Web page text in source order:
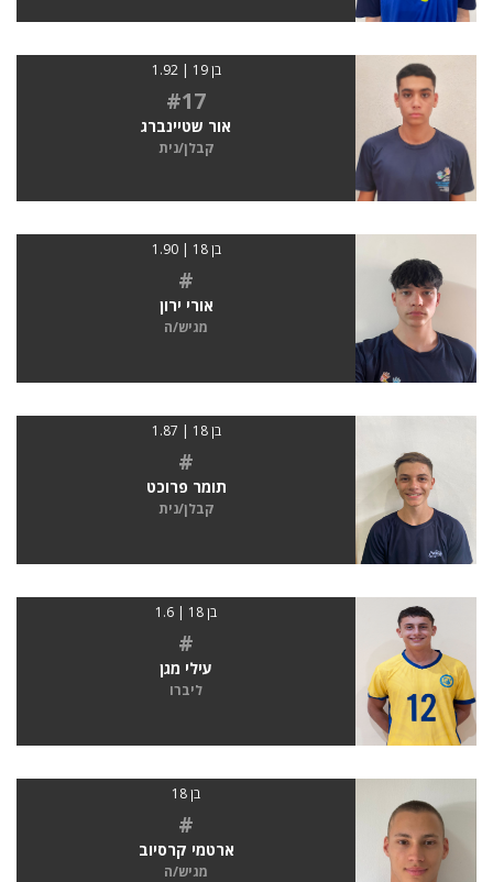
בן 19 | 1.92
#17
אור שטיינברג
קבלן/נית
בן 18 | 1.90
#
אורי ירון
מגיש/ה
בן 18 | 1.87
#
תומר פרוכט
קבלן/נית
בן 18 | 1.6
#
עילי מגן
ליברו
בן 18
#
ארטמי קרסיוב
מגיש/ה